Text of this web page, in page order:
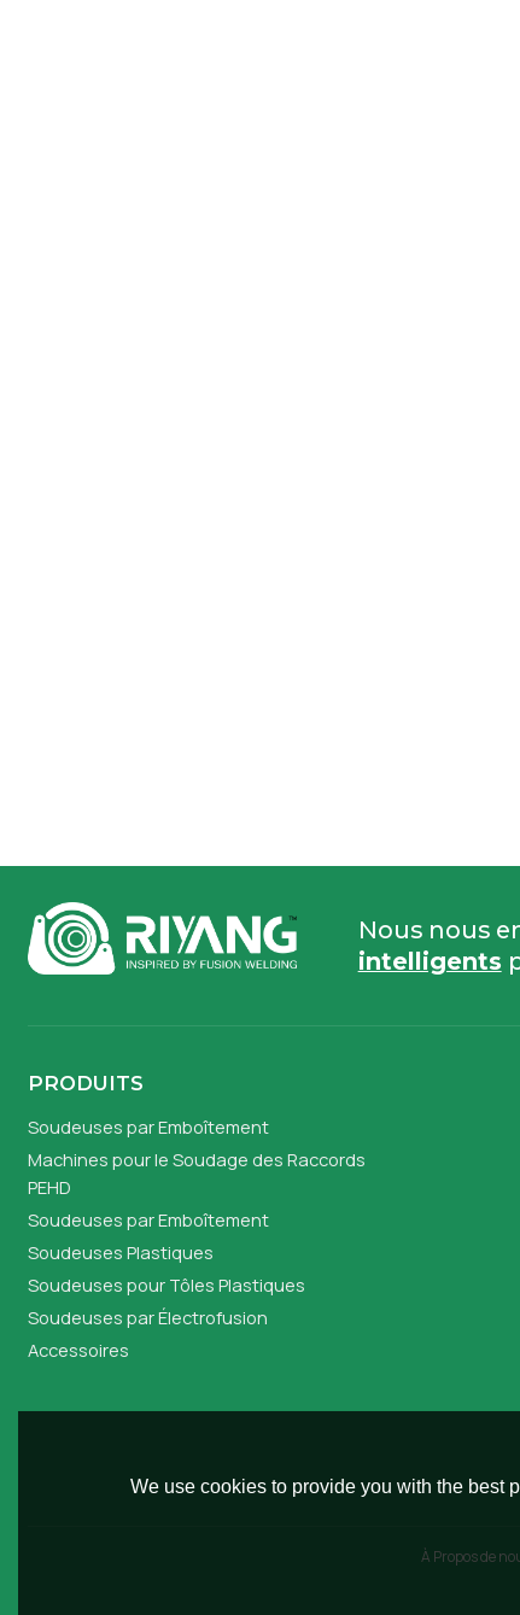
Nous nous
intelligents
PRODUITS
Soudeuses par Emboîtement
Machines pour le Soudage des Raccords
PEHD
Soudeuses par Emboîtement
Soudeuses Plastiques
Soudeuses pour Tôles Plastiques
Soudeuses par Électrofusion
Accessoires
À Propos de
We use cookies to provide you with the best